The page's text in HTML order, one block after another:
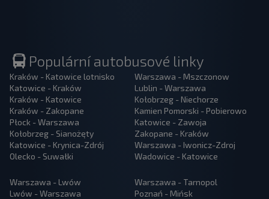
Populární autobusové linky
Kraków - Katowice lotnisko
Katowice - Kraków
Kraków - Katowice
Kraków - Zakopane
Płock - Warszawa
Kołobrzeg - Sianożęty
Katowice - Krynica-Zdrój
Olecko - Suwałki
Warszawa - Mszczonow
Lublin - Warszawa
Kołobrzeg - Niechorze
Kamien Pomorski - Pobierowo
Katowice - Zawoja
Zakopane - Kraków
Warszawa - Iwonicz-Zdroj
Wadowice - Katowice
Warszawa - Lwów
Lwów - Warszawa
Warszawa - Tarnopol
Poznań - Mińsk